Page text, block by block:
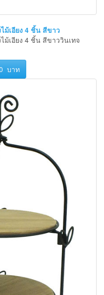
ม้เอียง 4 ชิ้น สีขาว
เอียง 4 ชิ้น สีขาววินเทจ
บาท